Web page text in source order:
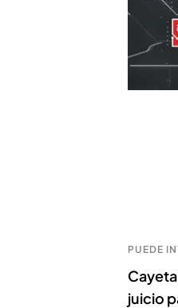
PUEDE
juicio